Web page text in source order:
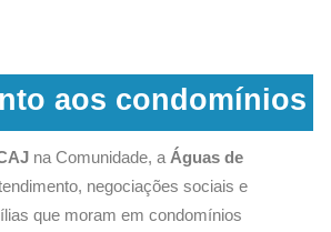
aos condomínios
na Comunidade, aÁguas de
negociações sociais e
que moram em condomínios